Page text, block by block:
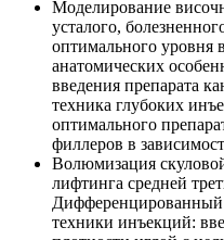
Моделирование
усталого,
оптимального уровня
анатомических
введения препарата
техника глубоких
оптимального
филлеров в
Волюмизация
лифтинга средней
Дифференцированный
техники инъекций: